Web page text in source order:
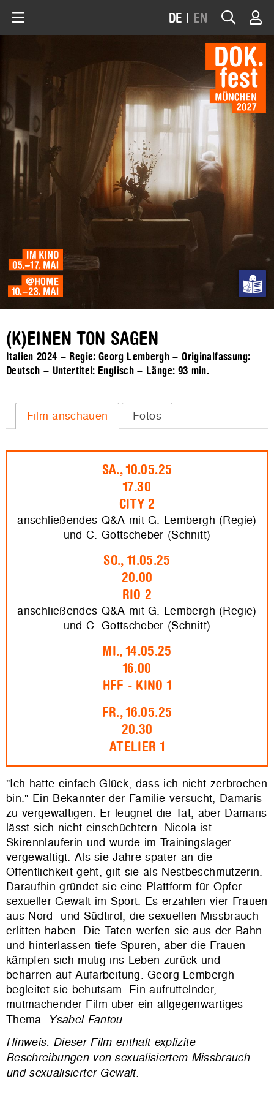
DE | EN
(K)EINEN TON SAGEN
Italien 2024 – Regie: Georg Lembergh – Originalfassung:
Deutsch – Untertitel: Englisch – Länge: 93 min.
Film anschauen Fotos
SA., 10.05.25
17.30
CITY 2
anschließendes Q&A mit G. Lembergh (Regie)
und C. Gottscheber (Schnitt)
SO., 11.05.25
20.00
RIO 2
anschließendes Q&A mit G. Lembergh (Regie)
und C. Gottscheber (Schnitt)
MI., 14.05.25
16.00
HFF - KINO 1
FR., 16.05.25
20.30
ATELIER 1
"Ich hatte einfach Glück, dass ich nicht zerbrochen
bin." Ein Bekannter der Familie versucht, Damaris
zu vergewaltigen. Er leugnet die Tat, aber Damaris
lässt sich nicht einschüchtern. Nicola ist
Skirennläuferin und wurde im Trainingslager
vergewaltigt. Als sie Jahre später an die
Öffentlichkeit geht, gilt sie als Nestbeschmutzerin.
Daraufhin gründet sie eine Plattform für Opfer
sexueller Gewalt im Sport. Es erzählen vier Frauen
aus Nord- und Südtirol, die sexuellen Missbrauch
erlitten haben. Die Taten werfen sie aus der Bahn
und hinterlassen tiefe Spuren, aber die Frauen
kämpfen sich mutig ins Leben zurück und
beharren auf Aufarbeitung. Georg Lembergh
begleitet sie behutsam. Ein aufrüttelnder,
mutmachender Film über ein allgegenwärtiges
Thema. Ysabel Fantou
Hinweis: Dieser Film enthält explizite
Beschreibungen von sexualisiertem Missbrauch
und sexualisierter Gewalt.